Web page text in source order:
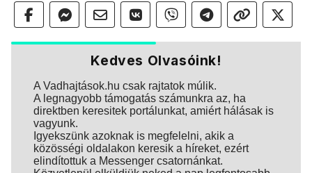
Kedves Olvasóink!
A Vadhajtások.hu csak rajtatok múlik.
A legnagyobb támogatás számunkra az, ha
direktben keresitek portálunkat, amiért hálásak is
vagyunk.
Igyekszünk azoknak is megfelelni, akik a
közösségi oldalakon keresik a híreket, ezért
elindítottuk a Messenger csatornánkat.